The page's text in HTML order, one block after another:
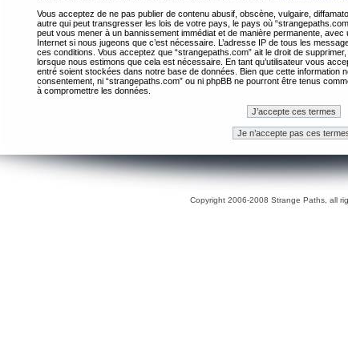
Vous acceptez de ne pas publier de contenu abusif, obscène, vulgaire,
autre qui peut transgresser les lois de votre pays, le pays où
peut vous mener à un bannissement immédiat et de manière permanente,
Internet si nous jugeons que c’est nécessaire. L’adresse IP de tous les
ces conditions. Vous acceptez que “strangepaths.com” ait le droit de
lorsque nous estimons que cela est nécessaire. En tant qu’utilisateur vous
entré soient stockées dans notre base de données. Bien que cette information
consentement, ni “strangepaths.com” ou ni phpBB ne pourront être tenus
à compromettre les données.
Copyright 2006-2008 Strange Paths, all